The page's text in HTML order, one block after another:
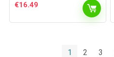
€16.49
1 2 3